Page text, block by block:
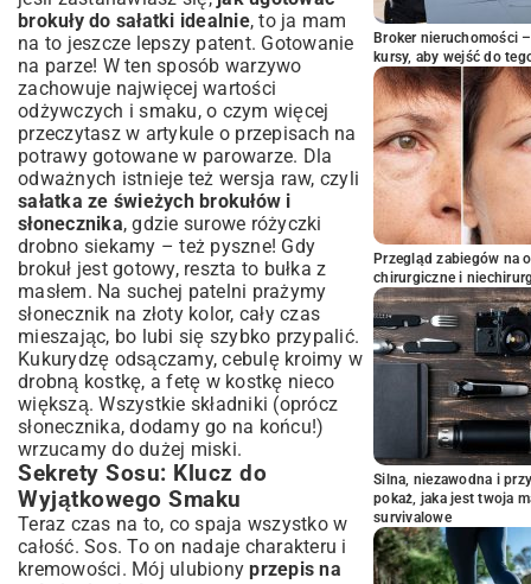
brokuły do sałatki idealnie, to ja mam
na to jeszcze lepszy patent. Gotowanie
na parze! W ten sposób warzywo
zachowuje najwięcej wartości
odżywczych i smaku, o czym więcej
przeczytasz w artykule o przepisach na
potrawy gotowane w parowarze. Dla
odważnych istnieje też wersja raw, czyli
sałatka ze świeżych brokułów i
słonecznika, gdzie surowe różyczki
drobno siekamy – też pyszne! Gdy
brokuł jest gotowy, reszta to bułka z
masłem. Na suchej patelni prażymy
słonecznik na złoty kolor, cały czas
mieszając, bo lubi się szybko przypalić.
Kukurydzę odsączamy, cebulę kroimy w
drobną kostkę, a fetę w kostkę nieco
większą. Wszystkie składniki (oprócz
słonecznika, dodamy go na końcu!)
wrzucamy do dużej miski.
Sekrety Sosu: Klucz do
Wyjątkowego Smaku
Teraz czas na to, co spaja wszystko w
całość. Sos. To on nadaje charakteru i
kremowości. Mój ulubionyprzepis na
Broker nieruchomości
kursy, aby wejść do
Przegląd zabiegów na
chirurgiczne i
Silna, niezawodna i
pokaż, jaka jest twoja
survivalowe